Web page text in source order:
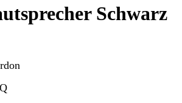
Schwarz